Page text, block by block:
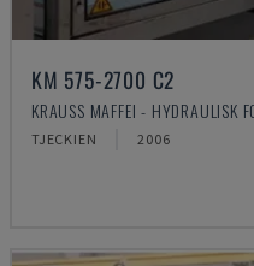
KM 575-2700 C2
KRAUSS MAFFEI - HYDRAULISK
TJECKIEN 2006